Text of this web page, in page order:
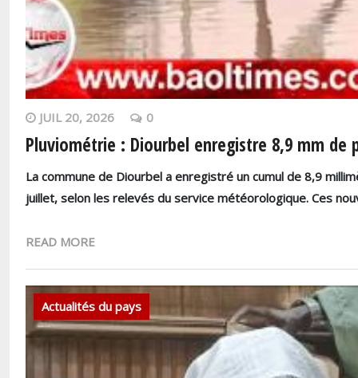
JUIL 20, 2026 0
Pluviométrie : Diourbel enregistre 8,9 mm de
La commune de Diourbel a enregistré un cumul de 8,9
juillet, selon les relevés du service météorologique. Ces
READ MORE
Actualités du pays